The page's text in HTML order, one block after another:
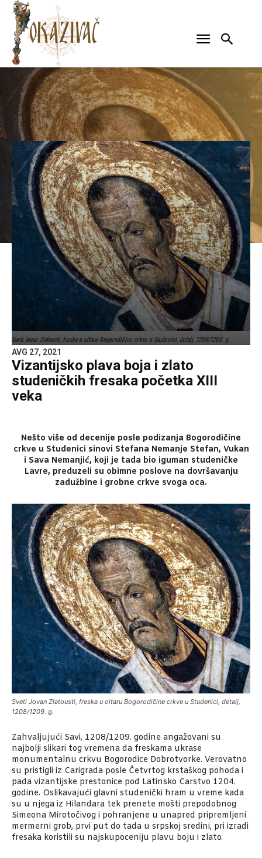
Sveti Jovan Zlatousti, freska u oltaru Bogorodičine crkve u Studenici, detalj, 1208/1209. g.
AVG 27, 2021
Vizantijsko plava boja i zlato
studeničkih fresaka početka XIII
veka
Nešto više od decenije posle podizanja Bogorodičine
crkve u Studenici sinovi Stefana Nemanje Stefan, Vukan
i Sava Nemanjić, koji je tada bio iguman studeničke
Lavre, preduzeli su obimne poslove na dovršavanju
zadužbine i grobne crkve svoga oca.
Sveti Jovan Zlatousti, freska u oltaru Bogorodičine crkve u Studenici, detalj,
1208/1209. g.
Zahvaljujući Savi, 1208/1209. godine angažovani su
najbolji slikari tog vremena da freskama ukrase
monumentalnu crkvu Bogorodice Dobrotvorke. Verovatno
su pristigli iz Carigrada posle Četvrtog krstaškog pohoda i
pada vizantijske prestonice pod Latinsko Carstvo 1204.
godine. Oslikavajući glavni studenički hram u vreme kada
su u njega iz Hilandara tek prenete mošti prepodobnog
Simeona Mirotočivog i pohranjene u unapred pripremljeni
mermerni grob, prvi put do tada u srpskoj sredini, pri izradi
fresaka koristili su najskupoceniju plavu boju i zlato.